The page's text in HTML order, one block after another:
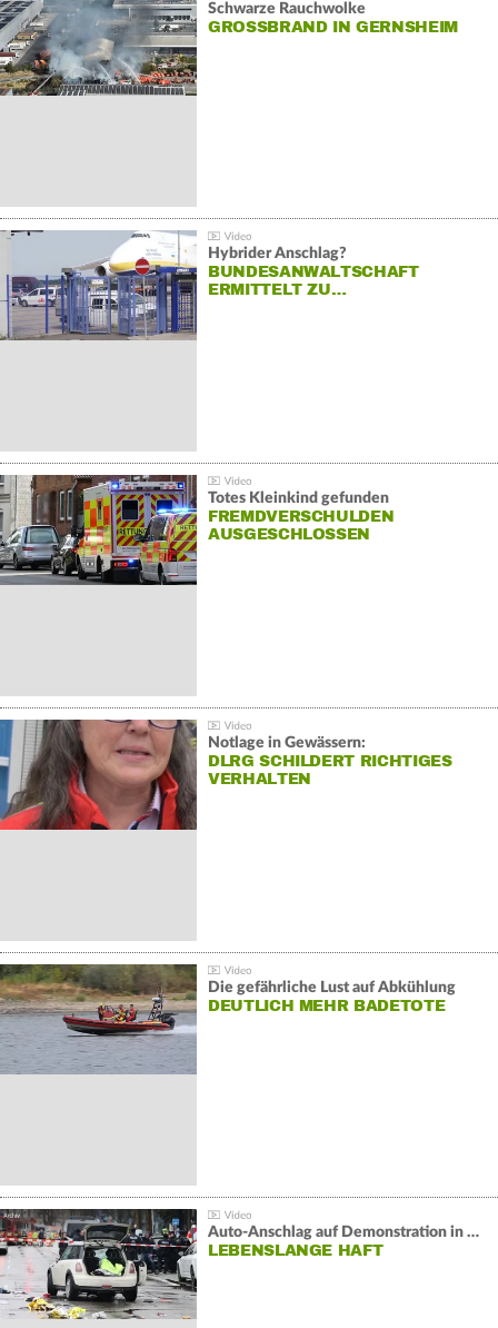
Schwarze Rauchwolke
GROSSBRAND IN GERNSHEIM
Hybrider Anschlag?
BUNDESANWALTSCHAFT
ERMITTELT ZU…
Totes Kleinkind gefunden
FREMDVERSCHULDEN
AUSGESCHLOSSEN
Notlage in Gewässern:
DLRG SCHILDERT RICHTIGES
VERHALTEN
Die gefährliche Lust auf Abkühlung
DEUTLICH MEHR BADETOTE
Auto-Anschlag auf Demonstration in München:
LEBENSLANGE HAFT